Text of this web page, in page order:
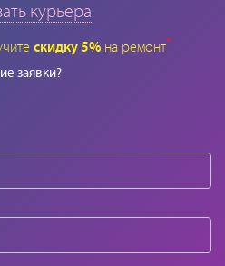
курьера
скидку 5% на ремонт*
заявки?